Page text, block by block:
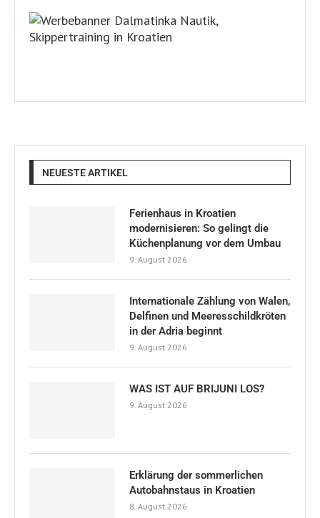
NEUESTE ARTIKEL
Ferienhaus in Kroatien
modernisieren: So gelingt die
Küchenplanung vor dem Umbau
9. August 2026
Internationale Zählung von Walen,
Delfinen und Meeresschildkröten
in der Adria beginnt
9. August 2026
WAS IST AUF BRIJUNI LOS?
9. August 2026
Erklärung der sommerlichen
Autobahnstaus in Kroatien
8. August 2026